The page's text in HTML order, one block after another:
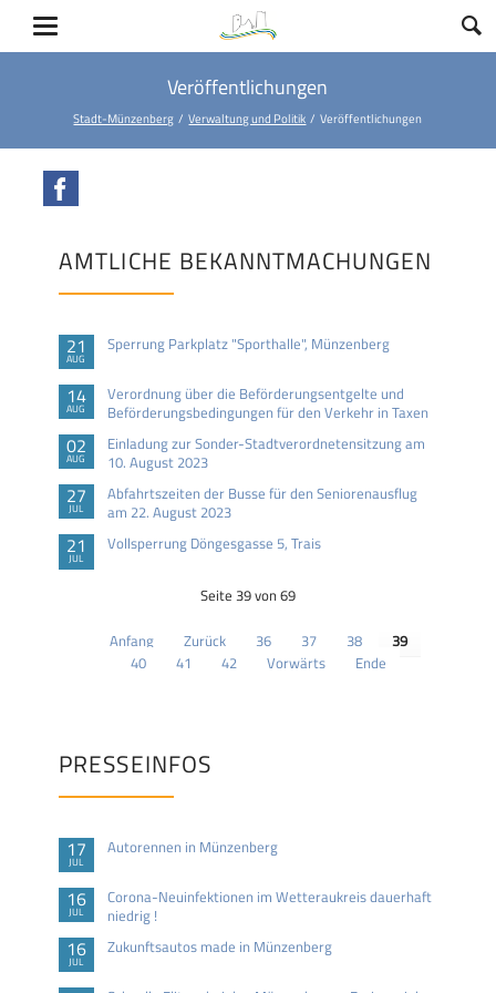
Veröffentlichungen
Stadt-Münzenberg Verwaltung und Politik Veröffentlichungen
AMTLICHE BEKANNTMACHUNGEN
21
AUG
Sperrung Parkplatz "Sporthalle", Münzenberg
14
AUG
Verordnung über die Beförderungsentgelte und
Beförderungsbedingungen für den Verkehr in Taxen
02
AUG
Einladung zur Sonder-Stadtverordnetensitzung am
10. August 2023
27
JUL
Abfahrtszeiten der Busse für den Seniorenausflug
am 22. August 2023
21
JUL
Vollsperrung Döngesgasse 5, Trais
Seite 39 von 69
Anfang Zurück 36 37 38
39
40
41 42 Vorwärts Ende
PRESSEINFOS
17
JUL
Autorennen in Münzenberg
16
JUL
Corona-Neuinfektionen im Wetteraukreis dauerhaft
niedrig !
16
JUL
Zukunftsautos made in Münzenberg